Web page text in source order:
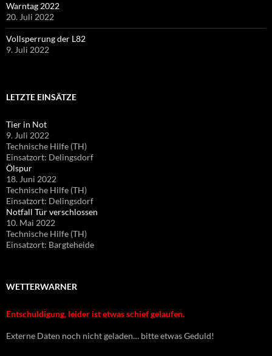
Warntag 2022
20. Juli 2022
Vollsperrung der L82
9. Juli 2022
LETZTE EINSÄTZE
Tier in Not
9. Juli 2022
Technische Hilfe (TH)
Einsatzort: Delingsdorf
Ölspur
18. Juni 2022
Technische Hilfe (TH)
Einsatzort: Delingsdorf
Notfall Tür verschlossen
10. Mai 2022
Technische Hilfe (TH)
Einsatzort: Bargteheide
WETTERWARNER
Entschuldigung, leider ist etwas schief gelaufen.
Externe Daten noch nicht geladen… bitte etwas Geduld!